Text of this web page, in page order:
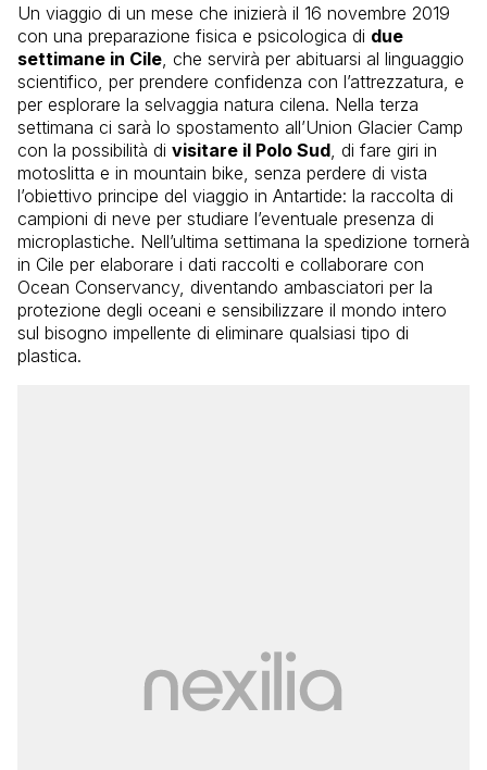
Un viaggio di un mese che inizierà il 16 novembre 2019
con una preparazione fisica e psicologica di due
settimane in Cile , che servirà per abituarsi al linguaggio
scientifico, per prendere confidenza con l’attrezzatura, e
per esplorare la selvaggia natura cilena. Nella terza
settimana ci sarà lo spostamento all’Union Glacier Camp
con la possibilità di visitare il Polo Sud , di fare giri in
motoslitta e in mountain bike, senza perdere di vista
l’obiettivo principe del viaggio in Antartide: la raccolta di
campioni di neve per studiare l’eventuale presenza di
microplastiche. Nell’ultima settimana la spedizione tornerà
in Cile per elaborare i dati raccolti e collaborare con
Ocean Conservancy, diventando ambasciatori per la
protezione degli oceani e sensibilizzare il mondo intero
sul bisogno impellente di eliminare qualsiasi tipo di
plastica.